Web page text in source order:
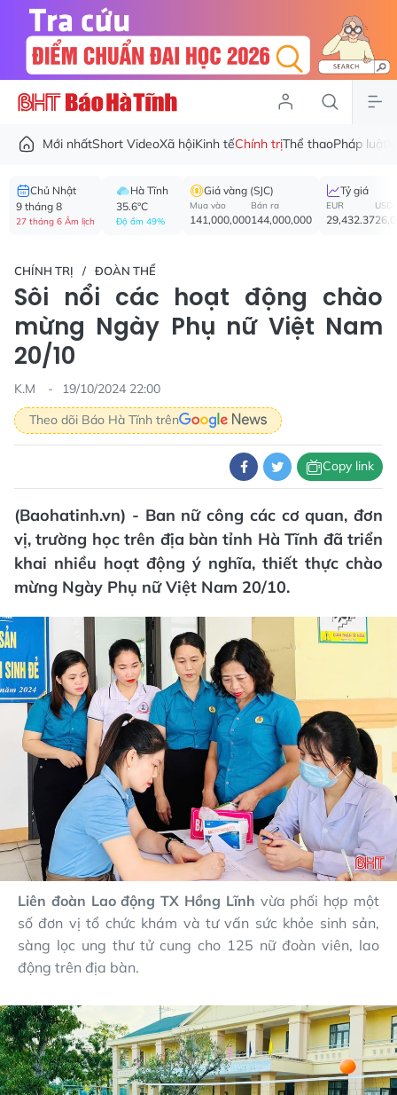
Mới nhấtShort VideoXã hộiKinh tếChính trịThể thaoPháp luật
Chủ Nhật
9 tháng 8
27 tháng 6 Âm lịch
Hà Tĩnh
35.6°C
Độ ẩm 49%
Giá vàng (SJC)
Mua vào
141,000,000
Bán ra
144,000,000
Tỷ giá
EUR
29,432.37
USD
CHÍNH TRỊ ĐOÀN THỂ
Sôi nổi các hoạt động chào
mừng Ngày Phụ nữ Việt Nam
20/10
K.M
19/10/2024 22:00
Theo dõi Báo Hà Tĩnh trên
Copy link
(Baohatinh.vn) - Ban nữ công các cơ quan, đơn
vị, trường học trên địa bàn tỉnh Hà Tĩnh đã triển
khai nhiều hoạt động ý nghĩa, thiết thực chào
mừng Ngày Phụ nữ Việt Nam 20/10.
Liên đoàn Lao động TX Hồng Lĩnh vừa phối hợp một
số đơn vị tổ chức khám và tư vấn sức khỏe sinh sản,
sàng lọc ung thư tử cung cho 125 nữ đoàn viên, lao
động trên địa bàn.